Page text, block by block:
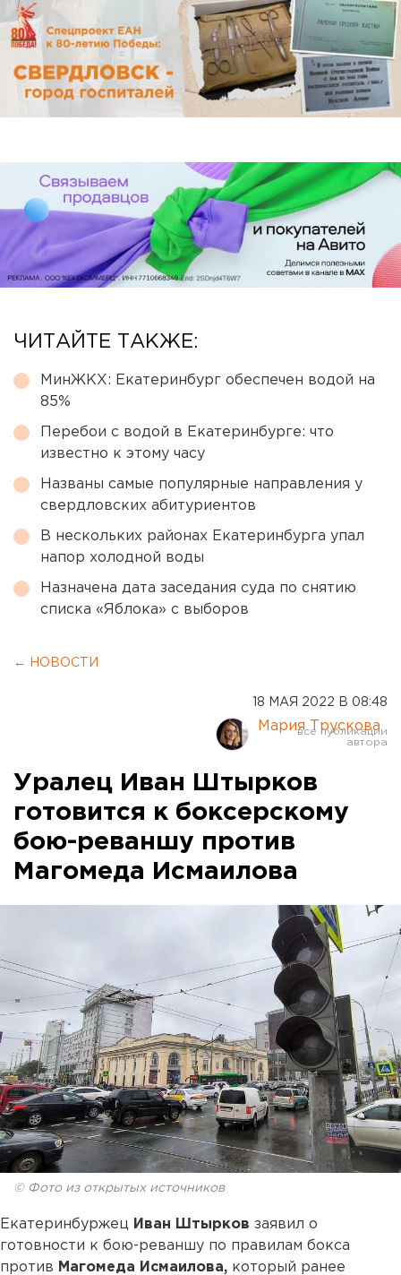
ЧИТАЙТЕ ТАКЖЕ:
МинЖКХ: Екатеринбург обеспечен водой на
85%
Перебои с водой в Екатеринбурге: что
известно к этому часу
Названы самые популярные направления у
свердловских абитуриентов
В нескольких районах Екатеринбурга упал
напор холодной воды
Назначена дата заседания суда по снятию
списка «Яблока» с выборов
← НОВОСТИ
18 МАЯ 2022 В 08:48
Мария Трускова
Уралец Иван Штырков
готовится к боксерскому
бою-реваншу против
Магомеда Исмаилова
© Фото из открытых источников
Екатеринбуржец Иван Штырков заявил о
готовности к бою-реваншу по правилам бокса
против Магомеда Исмаилова, который ранее